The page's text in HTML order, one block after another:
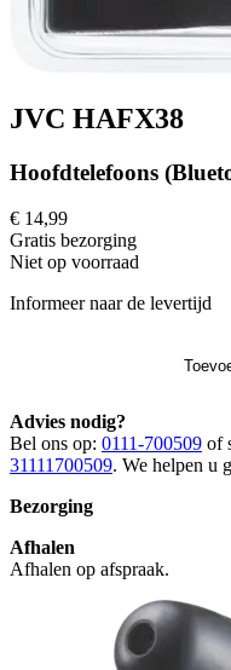
JVC HAFX38
Hoofdtelefoons
€ 14,99
Gratis bezorging
Niet op voorraad
Informeer naar de levertijd
Advies nodig?
Bel ons op: 0111-700509 of
31111700509. We helpen u
Bezorging
Afhalen
Afhalen op afspraak.